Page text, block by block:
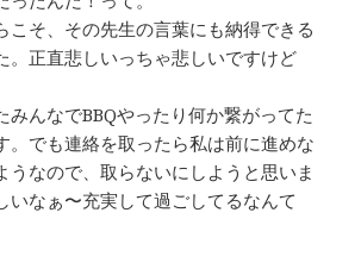
こそ、その先生の言葉にも納得できる
。正直悲しいっちゃ悲しいですけど
みんなでBBQやったり何か繋がってた
。でも連絡を取ったら私は前に進めな
うなので、取らないにしようと思いま
いなぁ〜充実して過ごしてるなんて